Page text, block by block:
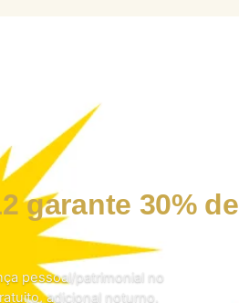
garante 30% de
pessoal/patrimonial no
adicional noturno.